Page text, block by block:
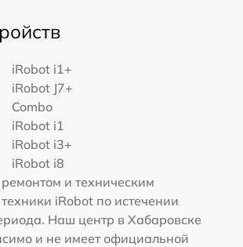
iRobot i1+
iRobot J7+
Combo
iRobot i1
iRobot i3+
iRobot i8
и техническим
iRobot по истечении
Наш центр в Хабаровске
и не имеет официальной